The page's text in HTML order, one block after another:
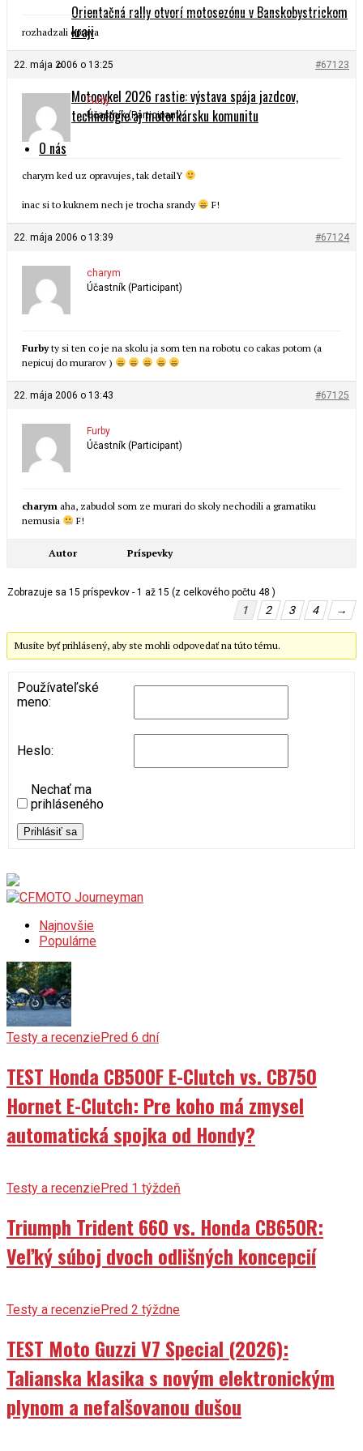
Orientačná rally otvorí motosezónu v Banskobystrickom
kraji
Motocykel 2026 rastie: výstava spája jazdcov,
technológie aj motorkársku komunitu
O nás
rozhadzali oprava
22. mája 2006 o 13:25 #67123
Furby
Účastník (Participant)
charym ked uz opravujes, tak detailY
inac si to kuknem nech je trocha srandy F!
22. mája 2006 o 13:39 #67124
charym
Účastník (Participant)
Furbyty si ten co je na skolu ja som ten na robotu co cakas potom (a
nepicuj do murarov )
22. mája 2006 o 13:43 #67125
Furby
Účastník (Participant)
charym aha, zabudol som ze murari do skoly nechodili a gramatiku
nemusia
F!
Autor Príspevky
Zobrazuje sa 15 príspevkov - 1 až 15 (z celkového počtu 48 )
1 2 3 4 →
Musíte byť prihlásený, aby ste mohli odpovedať na túto tému.
Používateľské
meno:
Heslo:
Nechať ma
prihláseného
Prihlásiť sa
Najnovšie
Populárne
Testy a recenziePred 6 dní
TEST Honda CB500F E-Clutch vs. CB750
Hornet E-Clutch: Pre koho má zmysel
automatická spojka od Hondy?
Testy a recenziePred 1 týždeň
Triumph Trident 660 vs. Honda CB650R:
Veľký súboj dvoch odlišných koncepcií
Testy a recenziePred 2 týždne
TEST Moto Guzzi V7 Special (2026):
Talianska klasika s novým elektronickým
plynom a nefalšovanou dušou